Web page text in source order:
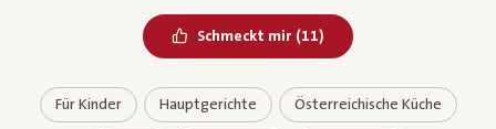
Schmeckt mir Bereits geliked
(11)
Für Kinder Hauptgerichte Österreichische Küche